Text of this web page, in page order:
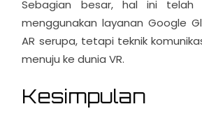
Sebagian besar, hal ini telah
menggunakan layanan Google
AR serupa, tetapi teknik
menuju ke dunia VR.
Kesimpulan